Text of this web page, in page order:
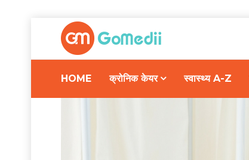
HOME क्रोनिक केयर स्वास्थ्य A-Z